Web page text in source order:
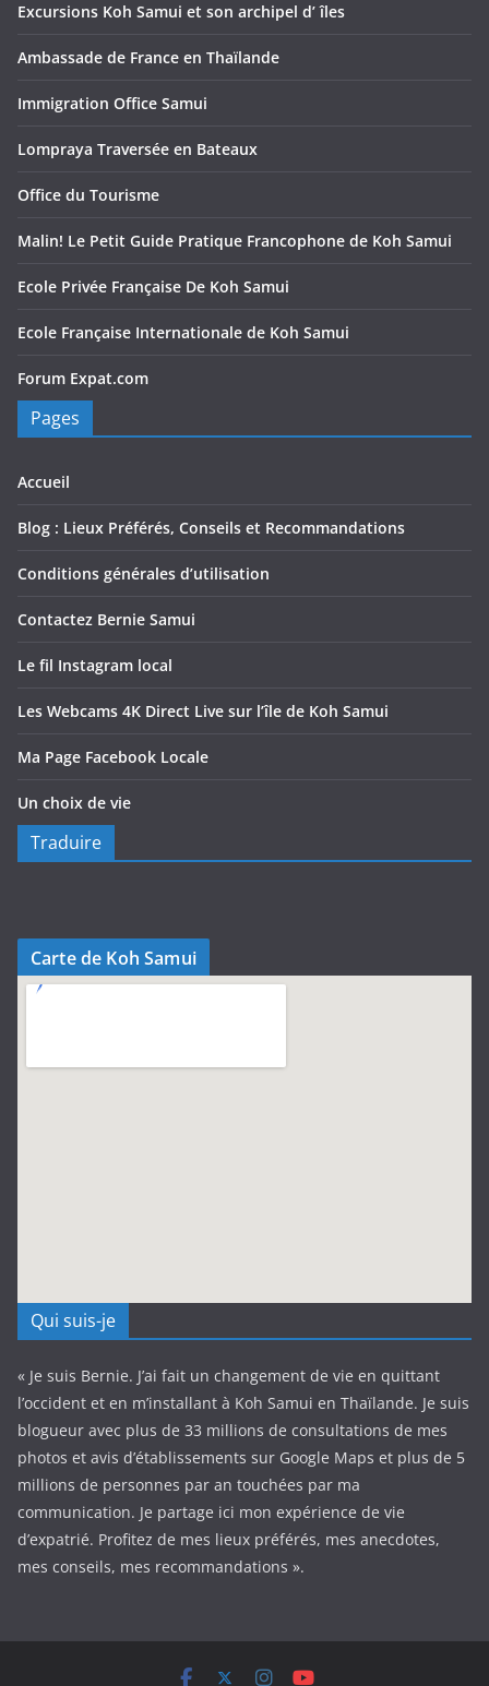
Excursions Koh Samui et son archipel d’ îles
Ambassade de France en Thaïlande
Immigration Office Samui
Lompraya Traversée en Bateaux
Office du Tourisme
Malin! Le Petit Guide Pratique Francophone de Koh Samui
Ecole Privée Française De Koh Samui
Ecole Française Internationale de Koh Samui
Forum Expat.com
Pages
Accueil
Blog : Lieux Préférés, Conseils et Recommandations
Conditions générales d’utilisation
Contactez Bernie Samui
Le fil Instagram local
Les Webcams 4K Direct Live sur l’île de Koh Samui
Ma Page Facebook Locale
Un choix de vie
Traduire
Carte de Koh Samui
Qui suis-je
« Je suis Bernie. J’ai fait un changement de vie en quittant
l’occident et en m’installant à Koh Samui en Thaïlande. Je suis
blogueur avec plus de 33 millions de consultations de mes
photos et avis d’établissements sur Google Maps et plus de 5
millions de personnes par an touchées par ma
communication. Je partage ici mon expérience de vie
d’expatrié. Profitez de mes lieux préférés, mes anecdotes,
mes conseils, mes recommandations ».